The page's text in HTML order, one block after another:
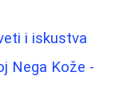
i iskustva
Nega Kože -